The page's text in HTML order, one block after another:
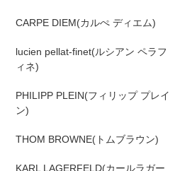
CARPE DIEM(カルぺ ディエム)
lucien pellat-finet(ルシアン ペラフ
ィネ)
PHILIPP PLEIN(フィリップ プレイ
ン)
THOM BROWNE(トムブラウン)
KARL LAGERFELD(カールラガー